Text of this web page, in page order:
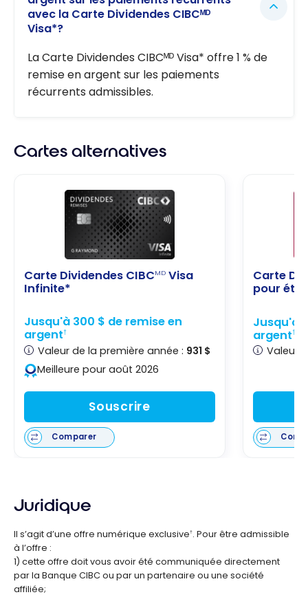
avec la Carte Dividendes CIBCᴹᴰ
Visa*?
La Carte Dividendes CIBCᴹᴰ Visa* offre 1 % de
remise en argent sur les paiements
récurrents admissibles.
Cartes alternatives
Carte Dividendes CIBCMD Visa
Infinite*
Jusqu'à 300 $ de remise en
argent†
Valeur de la première année : 931 $
Meilleure pour août 2026
Souscrire
Comparer
Carte
pour
Jusqu'à
argent†
Valeur
Juridique
Il s’agit d’une offre numérique exclusive†. Pour être admissible
à l’offre :
1) cette offre doit vous avoir été communiquée directement
par la Banque CIBC ou par un partenaire ou une société
affiliée;